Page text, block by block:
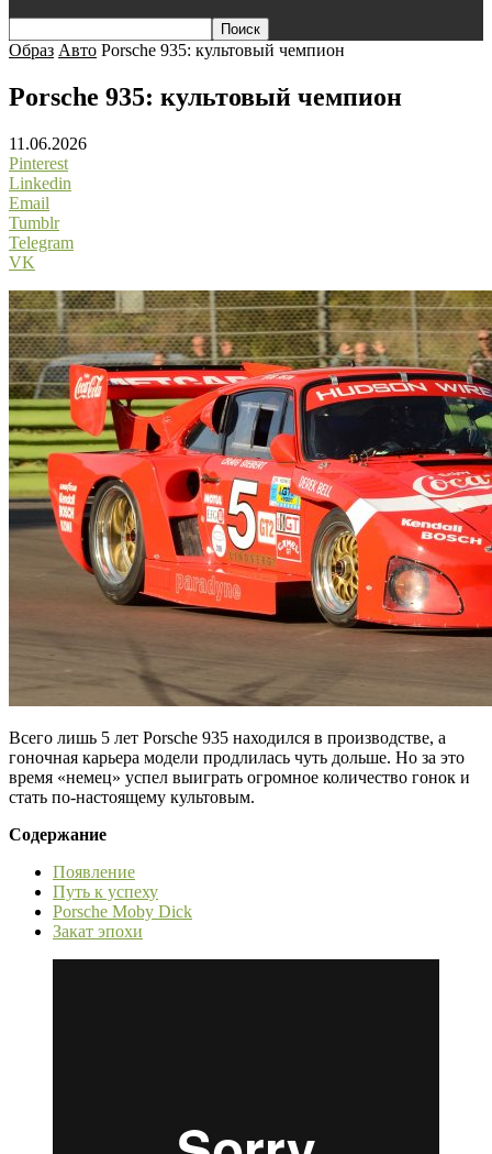
Образ Авто Porsche 935: культовый чемпион
Porsche 935: культовый чемпион
11.06.2026
Pinterest
Linkedin
Email
Tumblr
Telegram
VK
Всего лишь 5 лет Porsche 935 находился в производстве, а
гоночная карьера модели продлилась чуть дольше. Но за это
время «немец» успел выиграть огромное количество гонок и
стать по-настоящему культовым.
Содержание
Появление
Путь к успеху
Porsche Moby Dick
Закат эпохи